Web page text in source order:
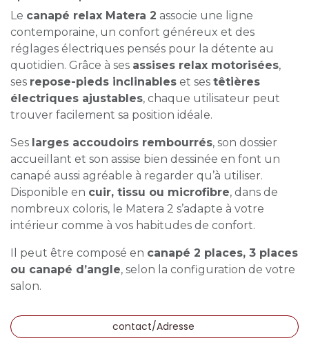
Le canapé relax Matera 2 associe une ligne
contemporaine, un confort généreux et des
réglages électriques pensés pour la détente au
quotidien. Grâce à ses assises relax motorisées,
ses repose-pieds inclinables et ses têtières
électriques ajustables, chaque utilisateur peut
trouver facilement sa position idéale.
Ses larges accoudoirs rembourrés, son dossier
accueillant et son assise bien dessinée en font un
canapé aussi agréable à regarder qu’à utiliser.
Disponible en cuir, tissu ou microfibre, dans de
nombreux coloris, le Matera 2 s’adapte à votre
intérieur comme à vos habitudes de confort.
Il peut être composé en canapé 2 places, 3 places
ou canapé d’angle, selon la configuration de votre
salon.
contact/Adresse